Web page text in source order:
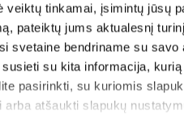
veiktų tinkamai, įsimintų jūsų
pateiktų jums aktualesnį
svetaine bendriname su
su kita informacija,
pasirinkti, su kuriomis
atšaukti slapukų
Pristatymas
Prekių grąžinimas